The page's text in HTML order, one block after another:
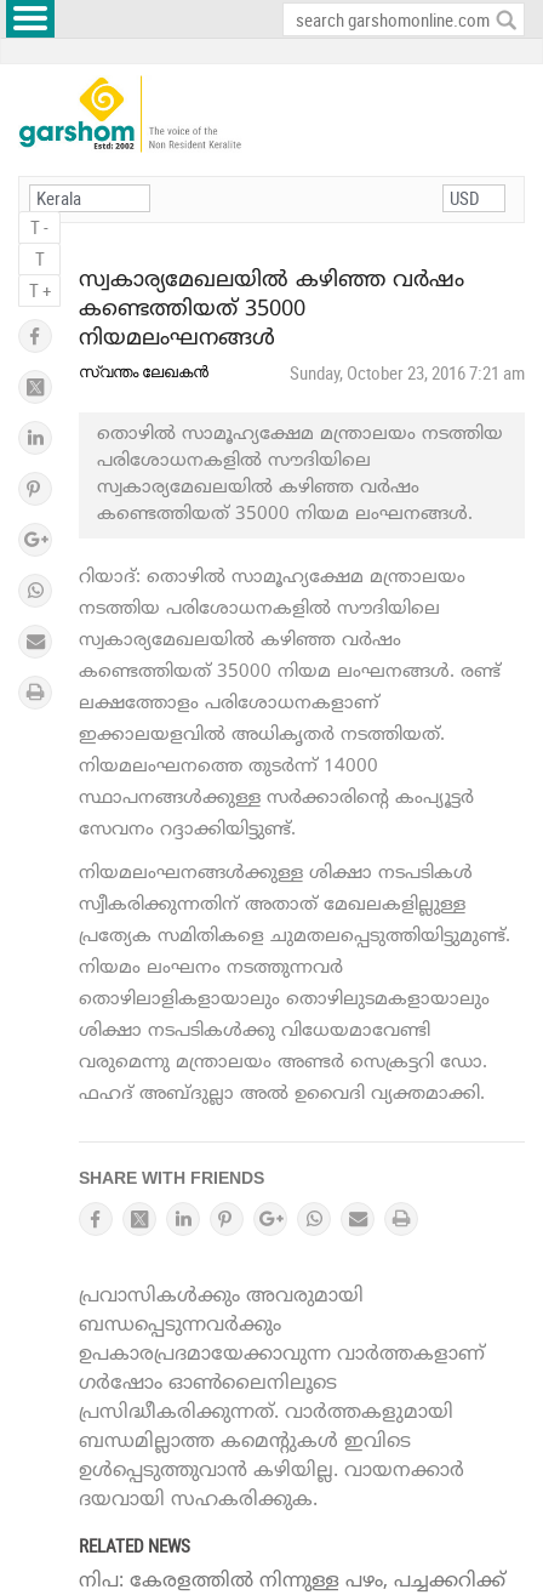
T -
T
T +
സ്വകാര്യമേഖലയിൽ കഴിഞ്ഞ വര്‍ഷം
കണ്ടെത്തിയത് 35000
നിയമലംഘനങ്ങള്‍
സ്വന്തം ലേഖകൻ Sunday, October 23, 2016 7:21 am
തൊഴില്‍ സാമൂഹ്യക്ഷേമ മന്ത്രാലയം നടത്തിയ
പരിശോധനകളില്‍ സൗദിയിലെ
സ്വകാര്യമേഖലയിൽ കഴിഞ്ഞ വർഷം
കണ്ടെത്തിയത് 35000 നിയമ ലംഘനങ്ങള്‍.
റിയാദ്: തൊഴില്‍ സാമൂഹ്യക്ഷേമ മന്ത്രാലയം
നടത്തിയ പരിശോധനകളില്‍ സൗദിയിലെ
സ്വകാര്യമേഖലയിൽ കഴിഞ്ഞ വർഷം
കണ്ടെത്തിയത് 35000 നിയമ ലംഘനങ്ങള്‍. രണ്ട്
ലക്ഷത്തോളം പരിശോധനകളാണ്
ഇക്കാലയളവിൽ അധികൃതർ നടത്തിയത്.
നിയമലംഘനത്തെ തുടര്‍ന്ന് 14000
സ്ഥാപനങ്ങള്‍ക്കുള്ള സര്‍ക്കാരിന്റെ കംപ്യൂട്ടര്‍
സേവനം റദ്ദാക്കിയിട്ടുണ്ട്.
നിയമലംഘനങ്ങൾക്കുള്ള ശിക്ഷാ നടപടികള്‍
സ്വീകരിക്കുന്നതിന് അതാത് മേഖലകളില്ലുള്ള
പ്രത്യേക സമിതികളെ ചുമതലപ്പെടുത്തിയിട്ടുമുണ്ട്.
നിയമം ലംഘനം നടത്തുന്നവര്‍
തൊഴിലാളികളായാലും തൊഴിലുടമകളായാലും
ശിക്ഷാ നടപടികള്‍ക്കു വിധേയമാവേണ്ടി
വരുമെന്നു മന്ത്രാലയം അണ്ടര്‍ സെക്രട്ടറി ഡോ.
ഫഹദ് അബ്ദുല്ലാ അല്‍ ഉവൈദി വ്യക്തമാക്കി.
SHARE WITH FRIENDS
പ്രവാസികൾക്കും അവരുമായി
ബന്ധപ്പെടുന്നവർക്കും
ഉപകാരപ്രദമായേക്കാവുന്ന വാർത്തകളാണ്
ഗർഷോം ഓൺലൈനിലൂടെ
പ്രസിദ്ധീകരിക്കുന്നത്. വാർത്തകളുമായി
ബന്ധമില്ലാത്ത കമെന്റുകൾ ഇവിടെ
ഉൾപ്പെടുത്തുവാൻ കഴിയില്ല. വായനക്കാർ
ദയവായി സഹകരിക്കുക.
RELATED NEWS
നിപ: കേരളത്തില്‍ നിന്നുള്ള പഴം, പച്ചക്കറിക്ക്